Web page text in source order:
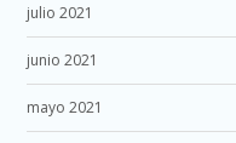
julio 2021
junio 2021
mayo 2021